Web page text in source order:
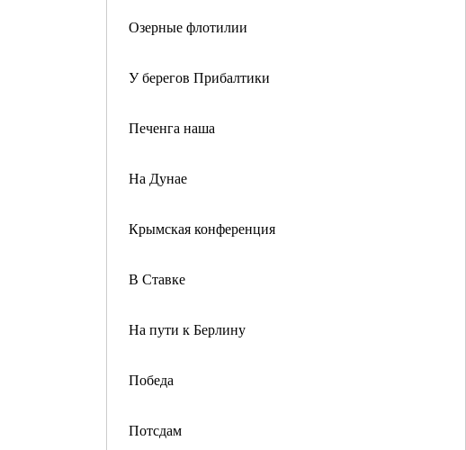
Озерные флотилии
У берегов Прибалтики
Печенга наша
На Дунае
Крымская конференция
В Ставке
На пути к Берлину
Победа
Потсдам